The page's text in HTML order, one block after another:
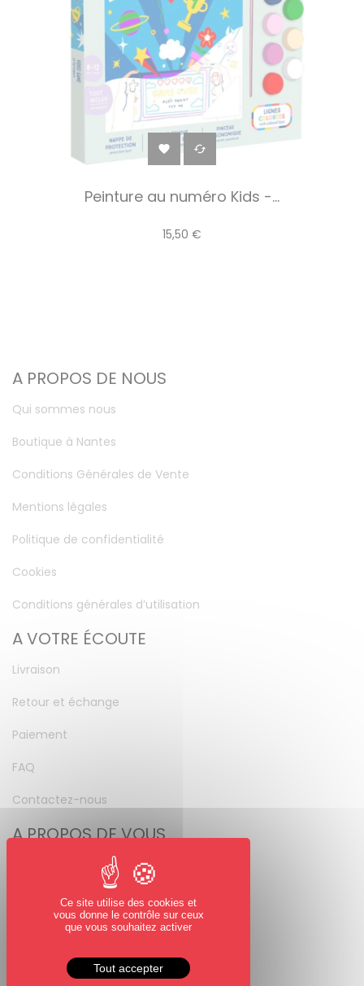
 
Peinture au numéro Kids -...
15,50 €
A PROPOS DE NOUS
Qui sommes nous
Boutique à Nantes
Conditions Générales de Vente
Mentions légales
Politique de confidentialité
Cookies
Conditions générales d’utilisation
A VOTRE ÉCOUTE
Livraison
Retour et échange
Paiement
FAQ
Contactez-nous
A PROPOS DE VOUS
Mot de passe perdu
NOUS SUIVRE
Facebook
Ce site utilise des cookies et
vous donne le contrôle sur ceux
que vous souhaitez activer
Tout accepter